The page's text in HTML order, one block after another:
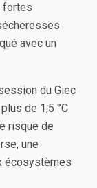
fortes
avec un
du Giec
de 1,5 °C
risque de
une
écosystèmes